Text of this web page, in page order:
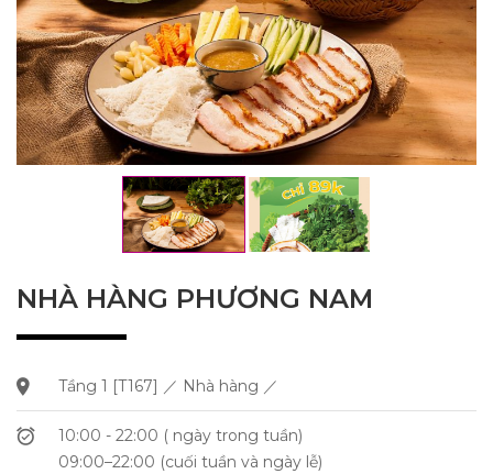
NHÀ HÀNG PHƯƠNG NAM
Tầng 1 [T167] ／ Nhà hàng ／
10:00 - 22:00 ( ngày trong tuần)
09:00–22:00 (cuối tuần và ngày lễ)